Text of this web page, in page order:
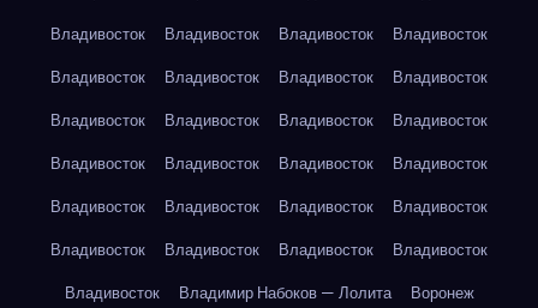
Владивосток
Владивосток Владивосток
Владивосток
Владивосток
Владивосток Владивосток
Владивосток
Владивосток
Владивосток Владивосток
Владивосток
Владивосток
Владивосток Владивосток
Владивосток
Владивосток
Владивосток Владивосток
Владивосток
Владивосток
Владивосток Владивосток
Владивосток
Владивосток
Владимир Набоков — Лолита
Воронеж